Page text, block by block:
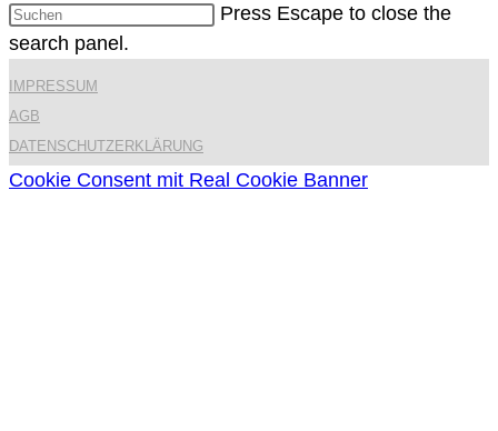
Press Escape to close the
search panel.
IMPRESSUM
AGB
DATENSCHUTZERKLÄRUNG
Cookie Consent mit Real Cookie Banner